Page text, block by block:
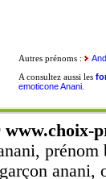
Autres prénoms :
A consultez aussi les
emoticone Anani.
www.choix-
anani,